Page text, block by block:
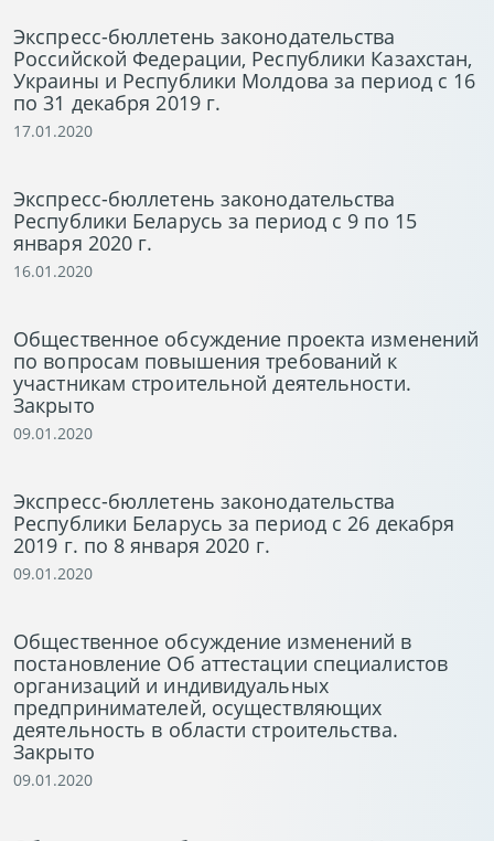
Экспресс-бюллетень законодательства
Российской Федерации, Республики Казахстан,
Украины и Республики Молдова за период с 16
по 31 декабря 2019 г.
17.01.2020
Экспресс-бюллетень законодательства
Республики Беларусь за период с 9 по 15
января 2020 г.
16.01.2020
Общественное обсуждение проекта изменений
по вопросам повышения требований к
участникам строительной деятельности.
Закрыто
09.01.2020
Экспресс-бюллетень законодательства
Республики Беларусь за период с 26 декабря
2019 г. по 8 января 2020 г.
09.01.2020
Общественное обсуждение изменений в
постановление Об аттестации специалистов
организаций и индивидуальных
предпринимателей, осуществляющих
деятельность в области строительства.
Закрыто
09.01.2020